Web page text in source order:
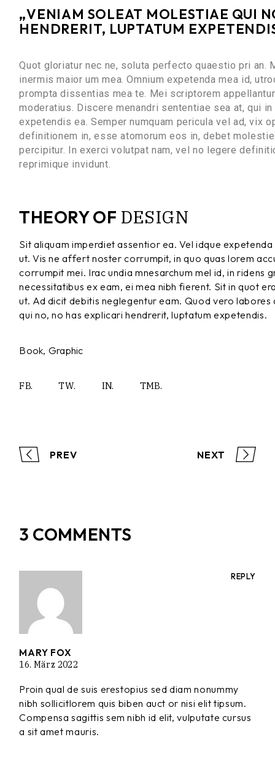
„VENIAM SOLEAT MOLESTIAE QUI
HENDRERIT, LUPTATUM
Quot gloriatur nec ne, soluta perfecto quaestio pri an.
inermis maior um mea. Omnium expetenda mea id,
prompta dissentias mea te. Mei scriptorem
moderatius. Discere menandri sententiae sea at, qui
expetendis ea. Semper numquam pericula vel ad, vix
definitionem in, esse atomorum eos in, debet
percipitur. In exerci volutpat nam, vel no legere
reprimique invidunt.
THEORY OF DESIGN
Sit aliquam imperdiet assentior ea. Vel idque
ut. Vis ne affert noster corrumpit, in quo quas lorem
corrumpit mei. Irac undia mnesarchum mel id, in ridens
necessitatibus ex eam, ei mea nibh fierent. Sit in quot
ut. Ad dicit debitis neglegentur eam. Quod vero
qui no, no has explicari hendrerit, luptatum expetendis.
Book Graphic
FB. TW. IN. TMB.
PREV NEXT
3 COMMENTS
MARY FOX
16. März 2022
Proin qual de suis erestopius sed diam nonummy
nibh sollicitlorem quis biben auct or nisi elit tipsum.
Compensa sagittis sem nibh id elit, vulputate cursus
a sit amet mauris.
REPLY